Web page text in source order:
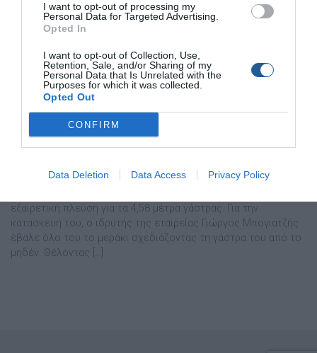
I want to opt-out of processing my
Personal Data for Targeted Advertising.
Opted In
I want to opt-out of Collection, Use,
Retention, Sale, and/or Sharing of my
Personal Data that Is Unrelated with the
Purposes for which it was collected.
Opted Out
CONFIRM
Data Deletion Data Access Privacy Policy
Α΄ΘΡΑΚΗ Ι Kάβειρος 4.58
πέλαγος στην κατηγορία της ταχύπλοης βάρκας, αφού
εξαιρετική πλεύση για τα 4,58 μέτρα γάστρας. Για την
κατασκευή του, ο ιδρυτής της εταιρείας Γιώργος Μπογιατζής
έβαλε όλο του το μεράκι σχεδιάζοντας τη γάστρα του από το
μηδέν. Θέλοντας […]